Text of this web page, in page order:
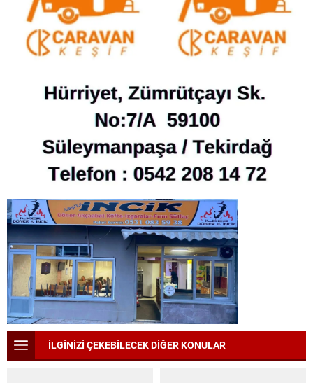
İLGİNİZİ ÇEKEBİLECEK DİĞER KONULAR